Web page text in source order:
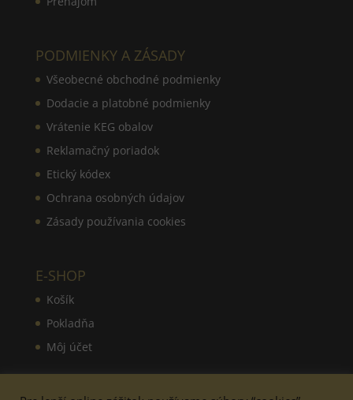
PODMIENKY A ZÁSADY
Všeobecné obchodné podmienky
Dodacie a platobné podmienky
Vrátenie KEG obalov
Reklamačný poriadok
Etický kódex
Ochrana osobných údajov
Zásady používania cookies
E-SHOP
Košík
Pokladňa
Môj účet